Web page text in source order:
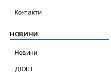
Контакти
НОВИНИ
Новини
ДЮШ